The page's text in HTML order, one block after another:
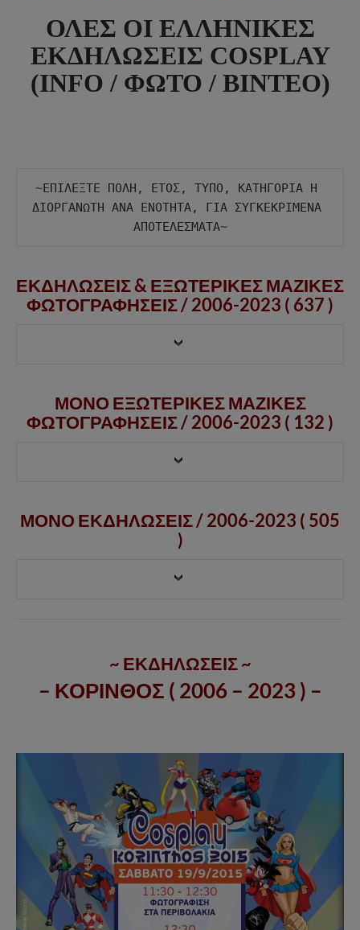
ΟΛΕΣ ΟΙ ΕΛΛΗΝΙΚΕΣ
ΕΚΔΗΛΩΣΕΙΣ COSPLAY
(INFO / ΦΩΤΟ / ΒΙΝΤΕΟ)
~ΕΠΙΛΕΞΤΕ ΠΟΛΗ, ΕΤΟΣ, ΤΥΠΟ, ΚΑΤΗΓΟΡΙΑ Η
ΔΙΟΡΓΑΝΩΤΗ ΑΝΑ ΕΝΟΤΗΤΑ, ΓΙΑ ΣΥΓΚΕΚΡΙΜΕΝΑ
ΑΠΟΤΕΛΕΣΜΑΤΑ~
ΕΚΔΗΛΩΣΕΙΣ & ΕΞΩΤΕΡΙΚΕΣ ΜΑΖΙΚΕΣ
ΦΩΤΟΓΡΑΦΗΣΕΙΣ /2006-2023 ( 637 )
ΜΟΝΟ ΕΞΩΤΕΡΙΚΕΣ ΜΑΖΙΚΕΣ
ΦΩΤΟΓΡΑΦΗΣΕΙΣ /2006-2023 ( 132 )
ΜΟΝΟ ΕΚΔΗΛΩΣΕΙΣ / 2006-2023 ( 505
)
~ ΕΚΔΗΛΩΣΕΙΣ ~
– ΚΟΡΙΝΘΟΣ ( 2006 – 2023 ) –